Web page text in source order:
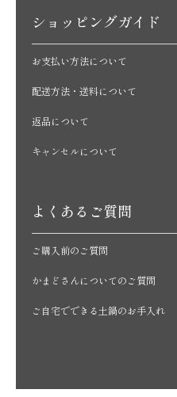
ショッピングガイド
お支払い方法について
配送方法・送料について
返品について
キャンセルについて
よくあるご質問
ご購入前のご質問
かまどさんについてのご質問
ご自宅でできる土鍋のお手入れ